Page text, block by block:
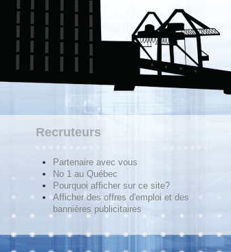
Recruteurs
Partenaire avec vous
No 1 au Québec
Pourquoi afficher sur ce site?
Afficher des offres d'emploi et des
bannières publicitaires